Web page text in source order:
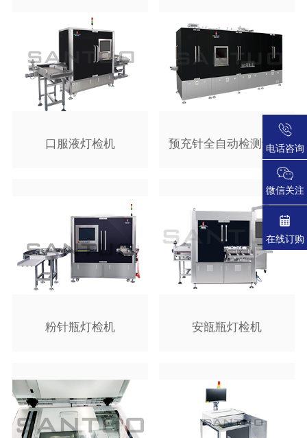
口服液灯检机 预充针全自动检测设备
粉针瓶灯检机 安瓿瓶灯检机
电话咨询
微信关注
在线订购